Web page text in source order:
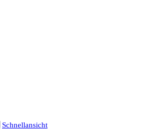
Schnellansicht